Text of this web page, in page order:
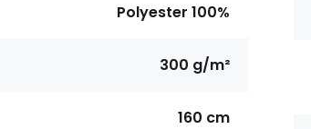
Polyester 100%
300 g/m²
160 cm